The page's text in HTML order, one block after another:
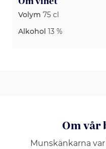
Volym 75 cl
Alkohol 13 %
Om vår
Munskänkarna